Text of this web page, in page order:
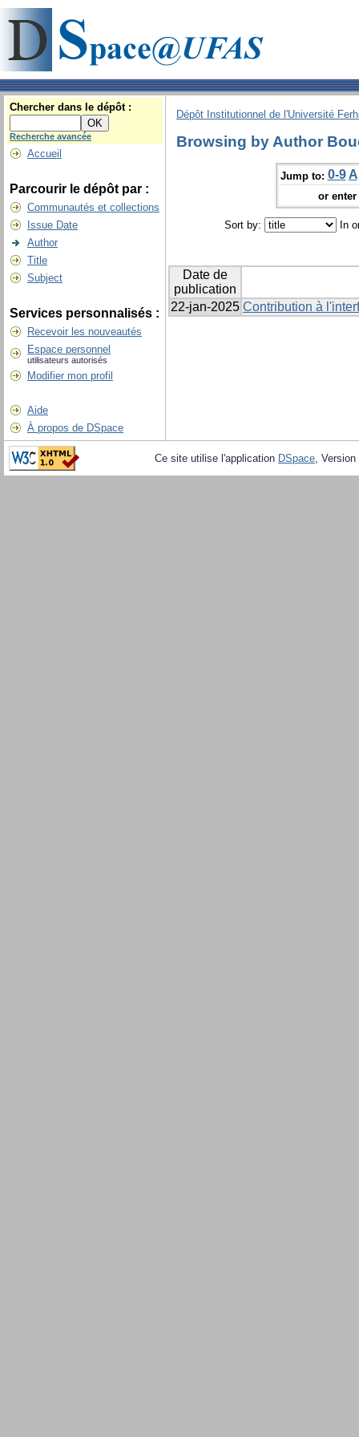
Chercher dans le dépôt :
Recherche avancée
Accueil
Parcourir le dépôt par :
Communautés et collections
Issue Date
Author
Title
Subject
Services personnalisés :
Recevoir les nouveautés
Espace personnel
utilisateurs autorisés
Modifier mon profil
Aide
À propos de DSpace
Dépôt Institutionnel de l'Université
Browsing by Author
Jump to: 0-9 A
or
Sort by: In
Date de
publication
22-jan-2025 Contribution à
Ce site utilise l'application DSpace,